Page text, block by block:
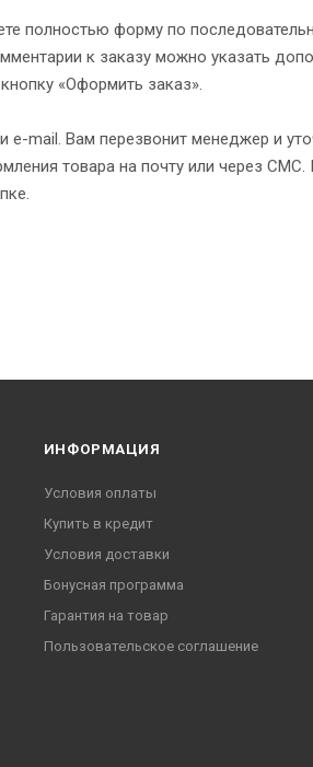
полностью форму по
к заказу можно указать
«Оформить заказ».
mail. Вам перезвонит менеджер и
товара на почту или через СМС.
ИНФОРМАЦИЯ
Условия оплаты
Купить в кредит
Условия доставки
Бонусная программа
Гарантия на товар
Пользовательское соглашение